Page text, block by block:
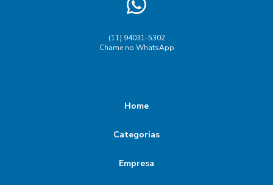
(11) 94031-5302
Chame no WhatsApp
Home
Categorias
Empresa